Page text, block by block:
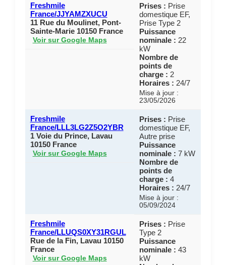
Freshmile
France/JJYAMZXUCU
11 Rue du Moulinet, Pont-
Sainte-Marie 10150 France
Voir sur Google Maps
Prises : Prise
domestique EF,
Prise Type 2
Puissance
nominale : 22
kW
Nombre de
points de
charge : 2
Horaires : 24/7
Mise à jour :
23/05/2026
Freshmile
France/LLL3LG2Z5O2YBR
1 Voie du Prince, Lavau
10150 France
Voir sur Google Maps
Prises : Prise
domestique EF,
Autre prise
Puissance
nominale : 7 kW
Nombre de
points de
charge : 4
Horaires : 24/7
Mise à jour :
05/09/2024
Freshmile
France/LLUQS0XY31RGUL
Rue de la Fin, Lavau 10150
France
Voir sur Google Maps
Prises : Prise
Type 2
Puissance
nominale : 43
kW